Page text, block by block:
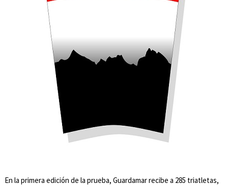
En la primera edición de la prueba, Guardamar recibe a 285 triatletas,